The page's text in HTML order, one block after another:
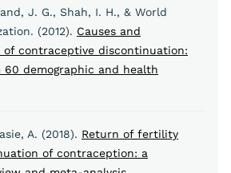
J. G., Shah, I. H., & World
(2012). Causes and
of contraceptive discontinuation:
60 demographic and health
A. (2018). Return of fertility
of contraception: a